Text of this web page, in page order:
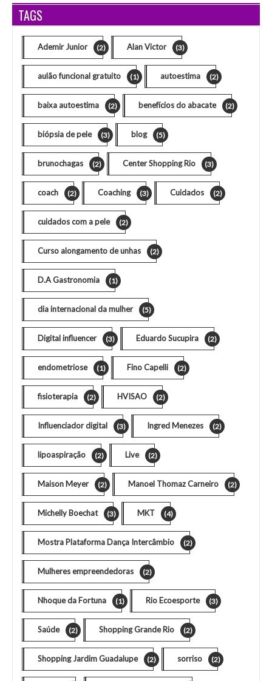
TAGS
Ademir Junior (2) Alan Victor (3)
aulão funcional gratuito (1) autoestima (2)
baixa autoestima (2) benefícios do abacate (2)
biópsia de pele (3) blog (5)
brunochagas (2) Center Shopping Rio (3)
coach (2) Coaching (3) Cuidados (2)
cuidados com a pele (2)
Curso alongamento de unhas (2)
D.A Gastronomia (1)
dia internacional da mulher (5)
Digital influencer (3) Eduardo Sucupira (2)
endometriose (1) Fino Capelli (2)
fisioterapia (2) HVISAO (2)
Influenciador digital (3) Ingred Menezes (2)
lipoaspiração (2) Live (2)
Maison Meyer (2) Manoel Thomaz Carneiro (2)
Michelly Boechat (3) MKT (4)
Mostra Plataforma Dança Intercâmbio (2)
Mulheres empreendedoras (2)
Nhoque da Fortuna (1) Rio Ecoesporte (3)
Saúde (2) Shopping Grande Rio (2)
Shopping Jardim Guadalupe (2) sorriso (2)